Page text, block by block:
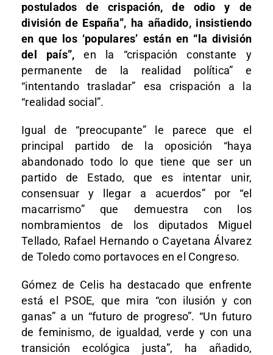
postulados de crispación, de odio y de
división de España”, ha añadido, insistiendo
en que los ‘populares’ están en “la división
del país”, en la “crispación constante y
permanente de la realidad política” e
“intentando trasladar” esa crispación a la
“realidad social”.
Igual de “preocupante” le parece que el
principal partido de la oposición “haya
abandonado todo lo que tiene que ser un
partido de Estado, que es intentar unir,
consensuar y llegar a acuerdos” por “el
macarrismo” que demuestra con los
nombramientos de los diputados Miguel
Tellado, Rafael Hernando o Cayetana Álvarez
de Toledo como portavoces en el Congreso.
Gómez de Celis ha destacado que enfrente
está el PSOE, que mira “con ilusión y con
ganas” a un “futuro de progreso”. “Un futuro
de feminismo, de igualdad, verde y con una
transición ecológica justa”, ha añadido,